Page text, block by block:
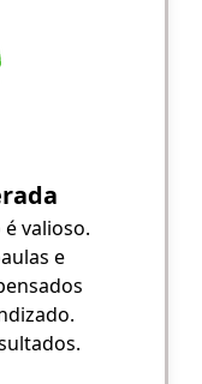
valioso.
e